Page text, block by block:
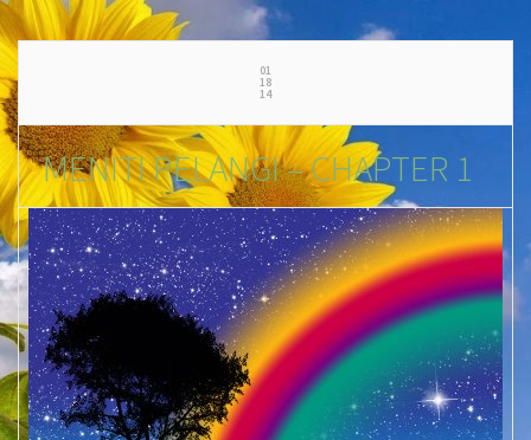
01
18
14
MENITI PELANGI – CHAPTER 1